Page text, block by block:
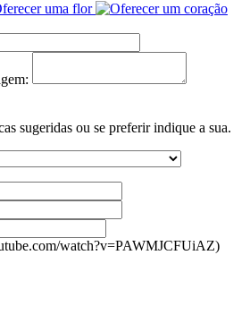
sugeridas ou se preferir indique a sua.
watch?v=PAWMJCFUiAZ)